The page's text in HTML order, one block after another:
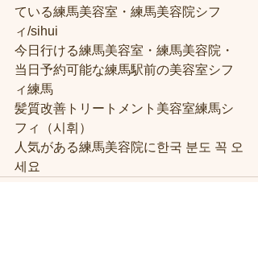
ている練馬美容室・練馬美容院シフ
ィ/sihui
今日行ける練馬美容室・練馬美容院・
当日予約可能な練馬駅前の美容室シフ
ィ練馬
髪質改善トリートメント美容室練馬シ
フィ（시휘）
人気がある練馬美容院に한국 분도 꼭 오
세요